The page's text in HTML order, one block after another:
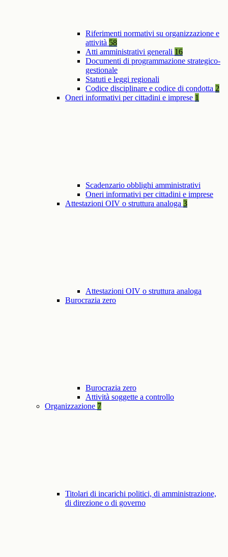
Riferimenti normativi su organizzazione e
attività 58
Atti amministrativi generali 16
Documenti di programmazione strategico-
gestionale
Statuti e leggi regionali
Codice disciplinare e codice di condotta 2
Oneri informativi per cittadini e imprese 1
Scadenzario obblighi amministrativi
Oneri informativi per cittadini e imprese
Attestazioni OIV o struttura analoga 3
Attestazioni OIV o struttura analoga
Burocrazia zero
Burocrazia zero
Attività soggette a controllo
Organizzazione 7
Titolari di incarichi politici, di amministrazione,
di direzione o di governo